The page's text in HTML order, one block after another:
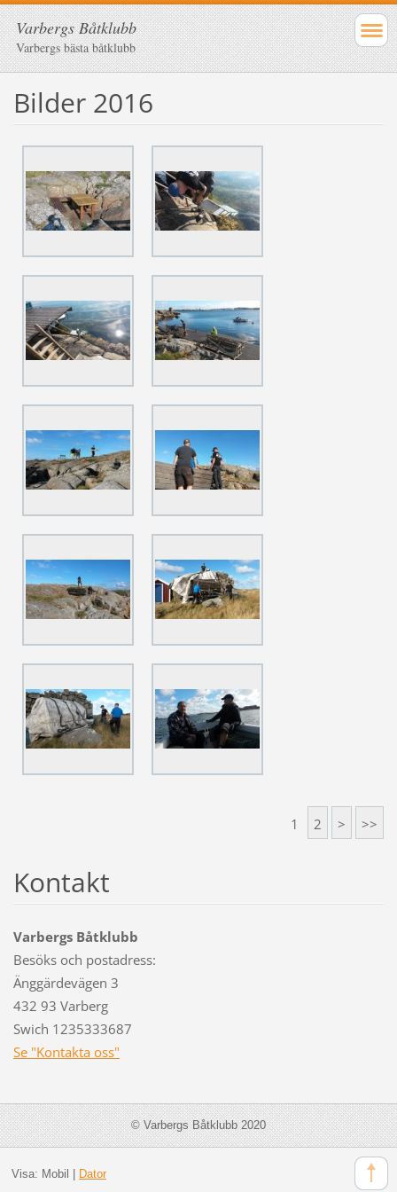
Varbergs Båtklubb
Varbergs bästa båtklubb
Bilder 2016
1 2 > >>
Kontakt
Varbergs Båtklubb
Besöks och postadress:
Änggärdevägen 3
432 93 Varberg
Swich 1235333687
Se "Kontakta oss"
© Varbergs Båtklubb 2020
Visa: Mobil Dator